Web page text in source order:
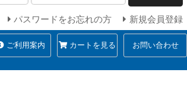
パスワードをお忘れの方 新規会員登録
ご利用案内 カートを見る お問い合わせ